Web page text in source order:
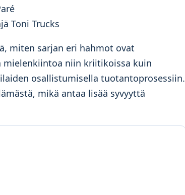
Toni Trucks
miten sarjan eri hahmot ovat
mielenkiintoa niin kriitikoissa kuin
osallistumisella tuotantoprosessiin.
mikä antaa lisää syvyyttä